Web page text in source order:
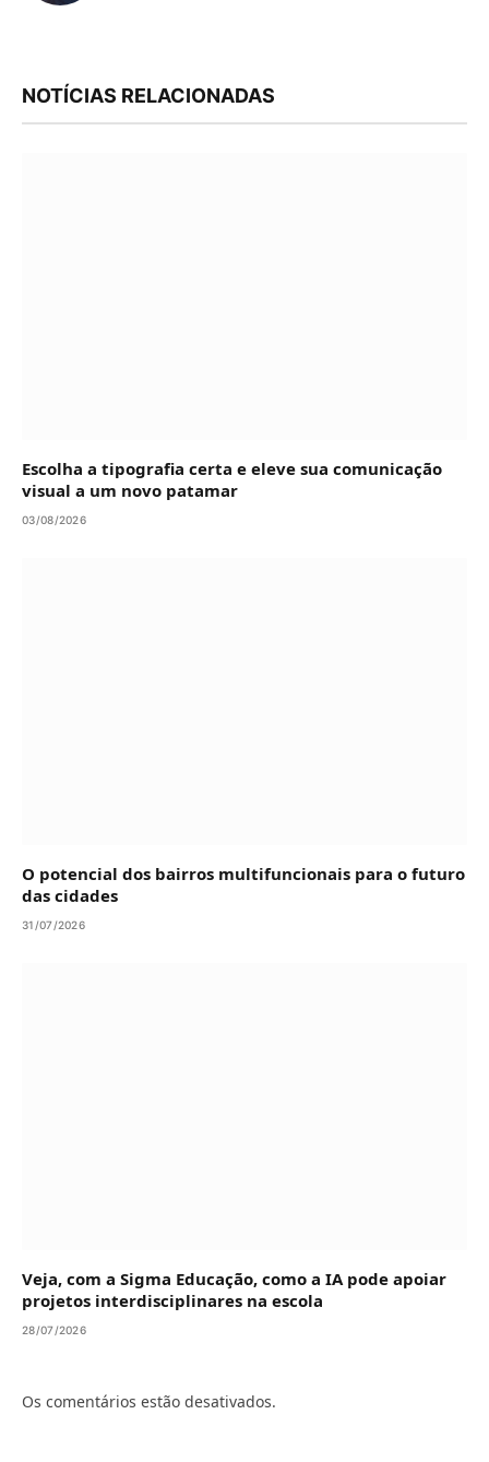
NOTÍCIAS RELACIONADAS
Escolha a tipografia certa e eleve sua comunicação
visual a um novo patamar
03/08/2026
O potencial dos bairros multifuncionais para o futuro
das cidades
31/07/2026
Veja, com a Sigma Educação, como a IA pode apoiar
projetos interdisciplinares na escola
28/07/2026
Os comentários estão desativados.